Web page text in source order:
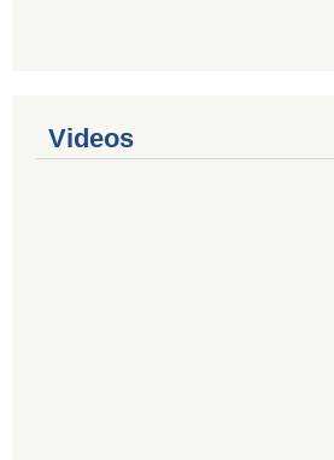
Videos